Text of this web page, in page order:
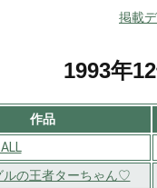
掲載
1993年
作品
ルの王者ターちゃん♡